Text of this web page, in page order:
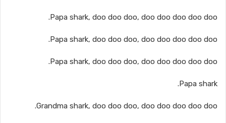
Papa shark, doo doo doo, doo doo doo doo doo.
Papa shark, doo doo doo, doo doo doo doo doo.
Papa shark, doo doo doo, doo doo doo doo doo.
Papa shark.
Grandma shark, doo doo doo, doo doo doo doo doo.